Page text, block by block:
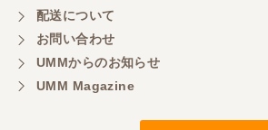
配送について
お問い合わせ
UMMからのお知らせ
UMM Magazine